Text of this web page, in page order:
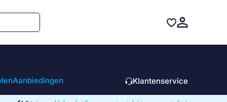
Aanbiedingen Klantenservice